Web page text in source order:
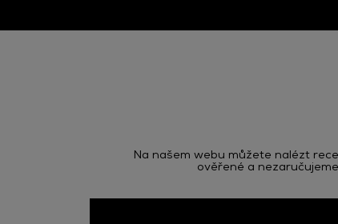
Na našem webu můžete nalézt
ověřené a